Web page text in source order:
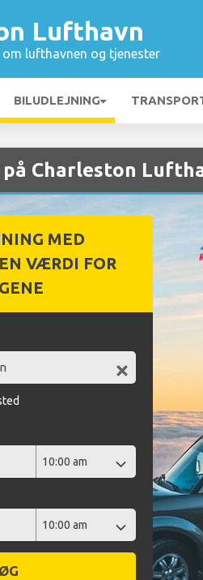
Lufthavn
lufthavnen og tjenester
BILUDLEJNING
på Charleston
MED
VÆRDI FOR